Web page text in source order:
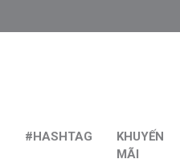
#HASHTAG
KHUYẾN
MÃI